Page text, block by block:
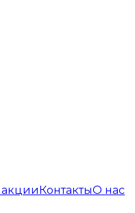
КонтактыО нас